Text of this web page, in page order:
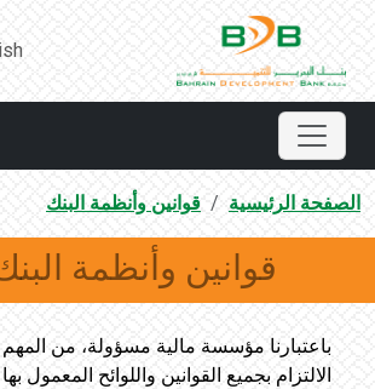
الصفحة الرئيسية قوانين وأنظمة البنك
قوانين وأنظمة
باعتبارنا مؤسسة مالية مسؤولة، من المهم
الالتزام بجميع القوانين واللوائح المعمول